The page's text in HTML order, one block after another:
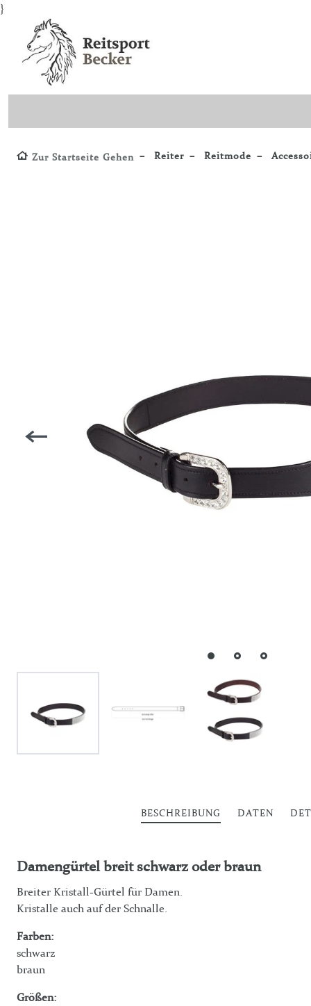
}
Zur Startseite Gehen Reiter Reitmode
BESCHREIBUNG DATEN
Damengürtel breit schwarz oder braun
Breiter Kristall-Gürtel für Damen.
Kristalle auch auf der Schnalle.
Farben:
schwarz
braun
Größen: